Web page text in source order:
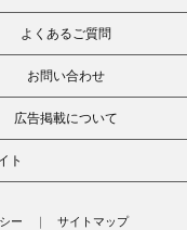
よくあるご質問
お問い合わせ
広告掲載について
ト
ー サイトマップ